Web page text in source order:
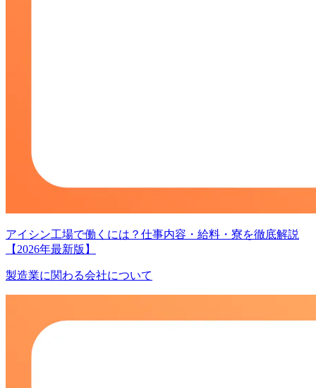
アイシン工場で働くには？仕事内容・給料・寮を徹底解説
【2026年最新版】
製造業に関わる会社について